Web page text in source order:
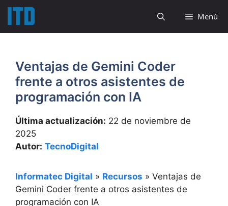
Saltar
contenido
Menú
Ventajas de Gemini Coder
frente a otros asistentes de
programación con IA
Última actualización: 22 de noviembre de
2025
Autor: TecnoDigital
Informatec Digital » Recursos » Ventajas de
Gemini Coder frente a otros asistentes de
programación con IA